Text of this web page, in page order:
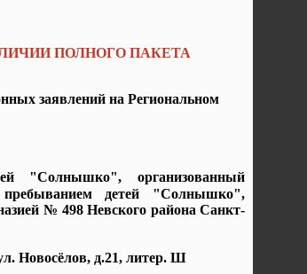
ПОЛНОГО ПАКЕТА
заявлений на Региональном
"Солнышко", организованный
детей "Солнышко",
№ 498 Невского района Санкт-
Новосёлов, д.21, литер. Ш